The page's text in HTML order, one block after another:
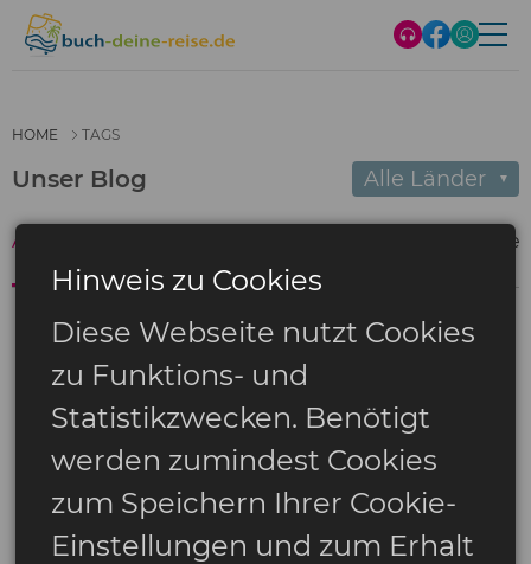
HOME TAGS
Unser Blog Alle Länder ▼
Alles Strände
Hinweis zu Cookies
Diese Webseite nutzt Cookies
zu Funktions- und
Statistikzwecken. Benötigt
werden zumindest Cookies
zum Speichern Ihrer Cookie-
Einstellungen und zum Erhalt